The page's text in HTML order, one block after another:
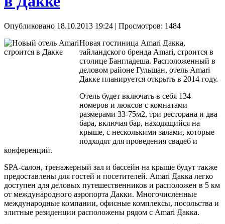
Опубликовано 18.10.2013 19:24 | Просмотров: 1484
Новая гостиница Amari Дакка,
тайландского бренда Amari, строится в
столице Бангладеша. Расположенный в
деловом районе Гульшан, отель Amari
Дакке планируется открыть в 2014 году.
Отель будет включать в себя 134
номеров и люксов с комнатами
размерами 33-75м2, три ресторана и два
бара, включая бар, находящийся на
крыше, с несколькими залами, которые
подходят для проведения свадеб и
конференций.
SPA-салон, тренажерный зал и бассейн на крыше будут также
предоставлены для гостей и посетителей. Amari Дакка легко
доступен для деловых путешественников и расположен в 5 км
от международного аэропорта Дакки. Многочисленные
международные компании, офисные комплексы, посольства и
элитные резиденции расположены рядом с Amari Дакка.